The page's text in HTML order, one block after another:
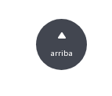
arriba